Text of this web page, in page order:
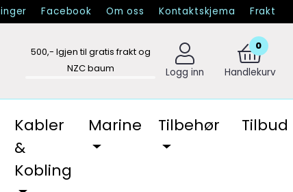
Facebook Om oss Kontaktskjema Frakt
500,- Igjen til gratis frakt og
NZC baum
Logg inn
0
Handlekurv
Kabler
&
Kobling
Marine Tilbehør Tilbud